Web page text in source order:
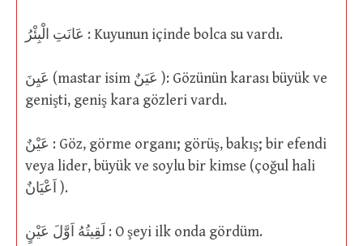
عَانَتِ الْبِئْرُ : Kuyunun içinde bolca su vardı.
عَيِنَ (mastar isim عَيَنٌ ): Gözünün karası büyük ve
genişti, geniş kara gözleri vardı.
عَيْنٌ : Göz, görme organı; görüş, bakış; bir efendi
veya lider, büyük ve soylu bir kimse (çoğul hali
اَعْيَانٌ ).
لَقِيتُهُ اَوَّلَ عَيْنٍ : O şeyi ilk onda gördüm.